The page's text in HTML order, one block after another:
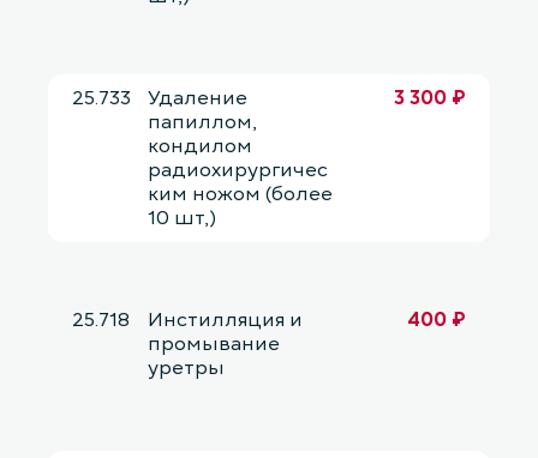
25.733
Удаление
папиллом,
кондилом
радиохирургичес
ким ножом (более
10 шт,)
3 300 ₽
25.718
Инстилляция и
промывание
уретры
400 ₽